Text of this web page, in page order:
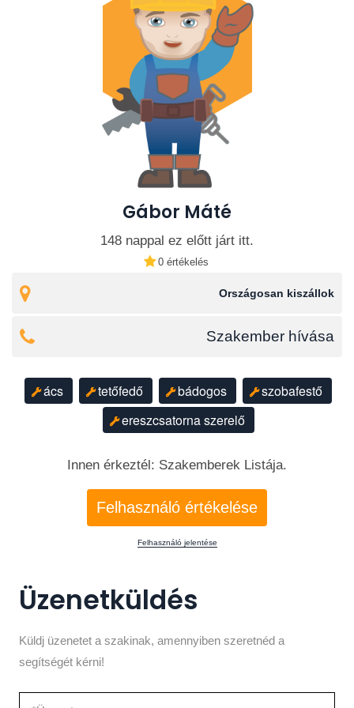
⏳ Ne hagyja az utolsó pillanatra!
Kattintson a [További információ] +36205793188
Gábor Máté
148 nappal ez előtt járt itt.
0 értékelés
Országosan kiszállok
Szakember hívása
ács tetőfedő bádogos
szobafestő
ereszcsatorna szerelő
Innen érkeztél: Szakemberek Listája.
Felhasználó értékelése
Felhasználó jelentése
Üzenetküldés
Küldj üzenetet a szakinak, amennyiben szeretnéd a
segítségét kérni!